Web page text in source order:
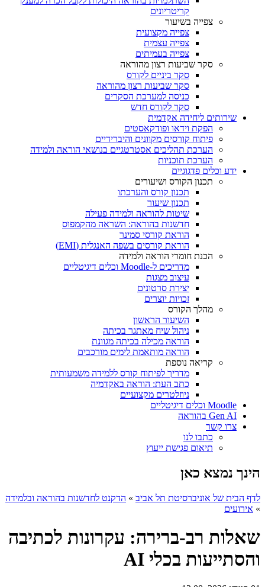
קריטריונים
צפייה בשיעור
צפייה מקצועית
צפייה עצמית
צפייה בעמיתים
סקר שביעות רצון מהוראה
סקר ביניים לקורס
סקר שביעות רצון מהוראה
כניסה למערכת הסקרים
סקר לקורס חדש
שירותים ליחידה אקדמית
הפקת וידאו ופודקאסטים
פיתוח קורסים מקוונים והיברידיים
הערכת תהליכים אסטרטגיים בנושאי הוראה ולמידה
הערכת תוכניות
ידע וכלים פדגוגיים
תכנון הקורס ושיעורים
תכנון קורס והערכתו
תכנון שיעור
שיטות להוראה ולמידה פעילה
חדשנות בהוראה: השראה מהקמפוס
הוראת קורסי סמינר
הוראת קורסים בשפה האנגלית (EMI)
הכנת חומרי הוראה ולמידה
מדריכים ל-Moodle וכלים דיגיטליים
עיצוב מצגות
יצירת סרטונים
זכויות יוצרים
מהלך הקורס
השיעור הראשון
ניהול שיח מאתגר בכיתה
הוראה מכילה בכיתה מגוונת
הוראה מותאמת לימים מורכבים
קריאה נוספת
מדריך לפיתוח קורס ללמידה משמעותית
כתב העת: הוראה באקדמיה
ניוזלטרים מקצועיים
Moodle וכלים דיגיטליים
Gen AI בהוראה
צרו קשר
כתבו לנו
תיאום פגישת ייעוץ
הינך נמצא כאן
לדף הבית של אוניברסיטת תל אביב » הדקנט לחדשנות בהוראה ובלמידה
» אירועים
שאלות רב-ברירה: עקרונות לכתיבה
והסתייעות בכלי AI